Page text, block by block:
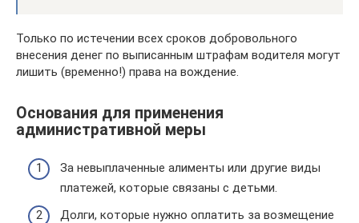
Только по истечении всех сроков добровольного
внесения денег по выписанным штрафам водителя могут
лишить (временно!) права на вождение.
Основания для применения
административной меры
За невыплаченные алименты или другие виды
платежей, которые связаны с детьми.
Долги, которые нужно оплатить за возмещение